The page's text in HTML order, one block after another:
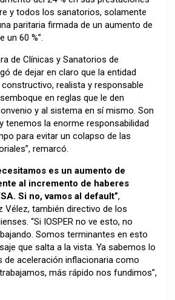
y todos los sanatorios, solamente
paritaria firmada de un aumento de
un 60 %”.
de Clínicas y Sanatorios de
de dejar en claro que la entidad
realista y responsable
en reglas que le den
y al sistema en sí mismo. Son
tenemos la enorme responsabilidad
para evitar un colapso de las
remarcó.
es un aumento de
al incremento de haberes
Si no, vamos al default”,
Vélez, también directivo de los
“Si IOSPER no ve esto, no
Somos terminantes en esto
que salta a la vista. Ya sabemos lo
de aceleración inflacionaria como
más rápido nos fundimos”,